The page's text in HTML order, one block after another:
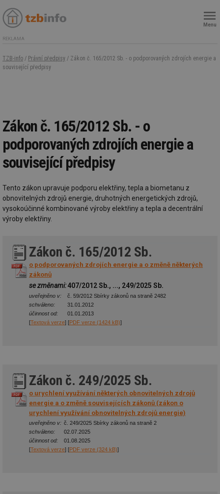
Menu
REKLAMA
TZB-info / Právní předpisy / Zákon č. 165/2012 Sb. - o podporovaných zdrojích energie a
související předpisy
Zákon č. 165/2012 Sb. - o
podporovaných zdrojích energie a
související předpisy
Tento zákon upravuje podporu elektřiny, tepla a biometanu z
obnovitelných zdrojů energie, druhotných energetických zdrojů,
vysokoúčinné kombinované výroby elektřiny a tepla a decentrální
výroby elektřiny.
Zákon č. 165/2012 Sb.
o podporovaných zdrojích energie a o změně některých
zákonů
se změnami:407/2012 Sb., ..., 249/2025 Sb.
uveřejněno v:
č. 59/2012 Sbírky zákonů na straně 2482
schváleno:
31.01.2012
účinnost od:
01.01.2013
[Textová verze] [PDF verze (1424 kB)]
Zákon č. 249/2025 Sb.
o urychlení využívání některých obnovitelných zdrojů
energie a o změně souvisejících zákonů (zákon o
urychlení využívání obnovitelných zdrojů energie)
uveřejněno v: č. 249/2025 Sbírky zákonů na straně 2
schváleno:
02.07.2025
účinnost od:
01.08.2025
[Textová verze] [PDF verze (324 kB)]